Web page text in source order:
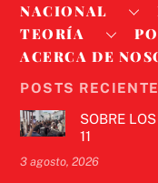
NACIONAL
TEORÍA
ACERCA DE
POSTS
SOBRE
11
3 agosto, 2026